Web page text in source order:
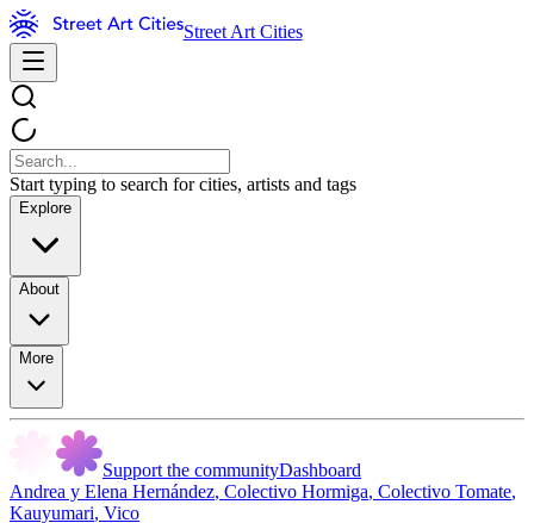
Street Art Cities
Start typing to search for cities, artists and tags
Explore
About
More
Support the communityDashboard
Andrea y Elena Hernández, Colectivo Hormiga, Colectivo Tomate,
Kauyumari, Vico